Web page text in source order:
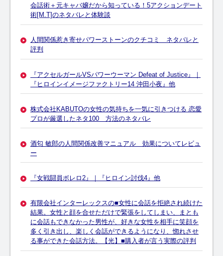
会話術＋元キャバ嬢だから知っている！5アクションデート
術[M.T]のネタバレと体験談
人間関係惹き寄せパワーストーンのクチコミ ネタバレと
評判
『アクセルガールVSパワーウーマン Defeat of Justice』｜
『ヒロインイメージファクトリー14 沖田小夜』他
株式会社KABUTOの女性の気持ちを一気に引きつける 恋愛
プロが厳選したネタ100 方法のネタバレ
酒匂 敏郎の人間関係改善マニュアル 効果についてレビュ
ー
『女戦闘員ボレロ2』｜『ヒロイン討伐4』他
有限会社インターレックスの■女性に会話を拒絶され続けた
結果。女性と顔を合せただけで緊張をしてしまい、まとも
に会話もできなかった男性が、好きな女性を相手に笑顔を
多く引き出し、楽しく会話ができるようになり、惚れさせ
る事ができた会話方法。【光】■購入者が言う実際の評判